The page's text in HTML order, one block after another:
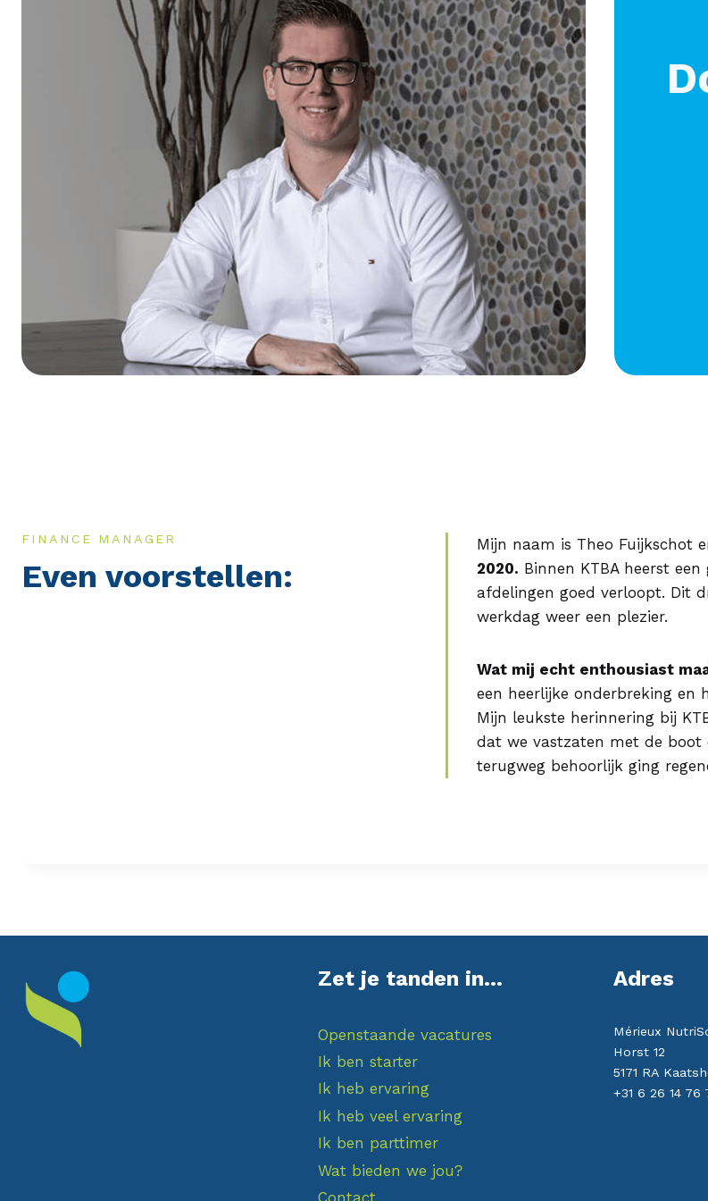
FINANCE MANAGER
Even voorstellen:
Mijn naam is Theo Fuijkschot
2020. Binnen KTBA heerst
afdelingen goed verloopt. Dit
werkdag weer een plezier.
Wat mij echt enthousiast
een heerlijke onderbreking en
Mijn leukste herinnering bij
dat we vastzaten met de boot
terugweg behoorlijk ging
Zet je tanden in...
Openstaande vacatures
Ik ben starter
Ik heb ervaring
Ik heb veel ervaring
Ik ben parttimer
Wat bieden we jou?
Contact
Adres
Mérieux
Horst 12
5171 RA
+31 6 26 14 76